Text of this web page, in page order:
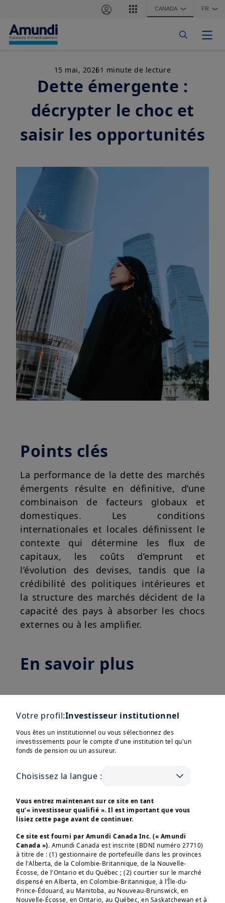
Aller au contenu principal CANADA ❯ FR ❯
15 mai, 20261 minute de lecture
Dette émergente :
décrypter le choc et
saisir les opportunités
Points clés
La performance de la dette des marchés
émergents résulte en définitive, d’une
combinaison de facteurs globaux et
domestiques. Les conditions
internationales et locales définissent le
contexte qui détermine les flux de
capitaux, les coûts d’emprunt et
l’évolution des devises, tandis que la
crédibilité des politiques intérieures et
la structure des marchés décident de la
capacité des pays à absorber les chocs
externes ou à les amplifier.
En savoir plus
Afficher plus
Votre profil:Investisseur institutionnel
Vous êtes un institutionnel ou vous sélectionnez des
investissements pour le compte d'une institution tel qu'un
fonds de pension ou un assureur.
Choisissez la langue :
Vous entrez maintenant sur ce site en tant
qu’« investisseur qualifié ». Il est important que vous
lisiez cette page avant de continuer.
Ce site est fourni par Amundi Canada Inc. (« Amundi
Canada »). Amundi Canada est inscrite (BDNI numéro 27710)
à titre de : (1) gestionnaire de portefeuille dans les provinces
de l'Alberta, de la Colombie-Britannique, de la Nouvelle-
Écosse, de l'Ontario et du Québec ; (2) courtier sur le marché
dispensé en Alberta, en Colombie-Britannique, à l’Île-du-
Prince-Édouard, au Manitoba, au Nouveau-Brunswick, en
Nouvelle-Écosse, en Ontario, au Québec, en Saskatchewan et à
Ces informations sont destinées exclusivement aux
2004/39/CE du 21 avril 2004 « MIF »  et des articles 314-4
et suivants du Règlement Général de l’AMF. Elles ne
s’adressent pas au grand public ou aux particuliers non-
professionnels au sens de toute règlementation locale, ni
aux “US Persons”, telle que cette expression est définie
par la «Regulation S» de la Securities and Exchange
Commission en vertu du U.S. Securities Act de 1933.